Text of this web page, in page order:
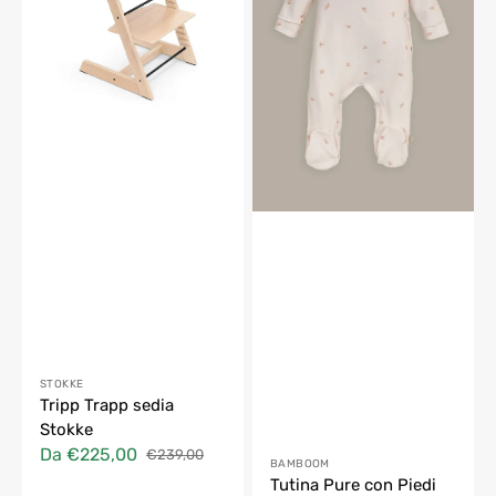
Fornitore:
STOKKE
Tripp Trapp sedia
Stokke
Prezzo
Da €225,00
Prezzo
€239,00 Fornitore:
BAMBOOM
Tutina Pure con Piedi